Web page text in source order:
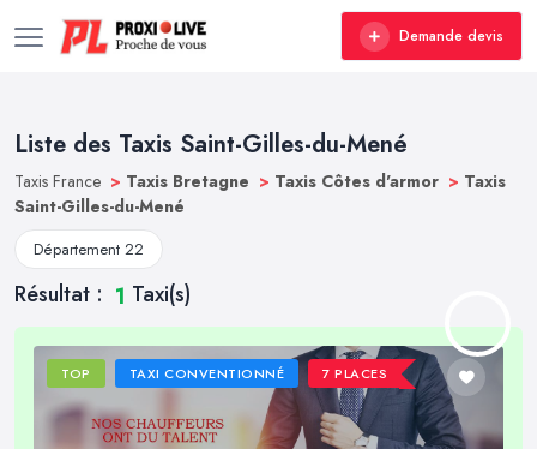
Demande devis
Liste des Taxis Saint-Gilles-du-Mené
Taxis France > Taxis Bretagne > Taxis Côtes d'armor > Taxis
Saint-Gilles-du-Mené
Département 22
Résultat : 1 Taxi(s)
TOP TAXI CONVENTIONNÉ 7 PLACES